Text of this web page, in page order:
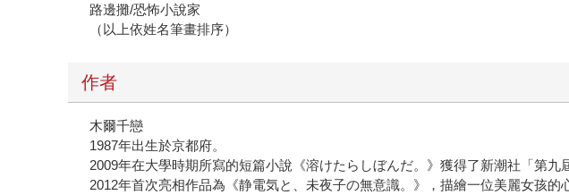
路邊攤/恐怖小說家
（以上依姓名筆畫排序）
作者
木爾千戀
1987年出生於京都府。
2009年在大學時期所寫的短篇小說《溶けたらしぼんだ。》獲得了新潮社「第九
2012年首次亮相作品為《静電気と、未夜子の無意識。》，描繪一位美麗女孩